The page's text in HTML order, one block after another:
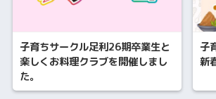
子育ちサークル足利26期卒業生と
楽しくお料理クラブを開催しまし
た。
子
新